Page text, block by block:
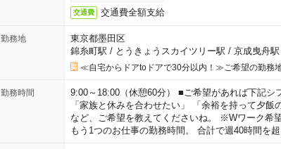
交通費 交通費全額支給
勤務地
東京都墨田区
錦糸町駅 / とうきょうスカイツリー駅 / 京成曳舟駅
≪自宅からドアtoドアで30分以内！≫ご希望の勤務地
勤務時間
9:00～18:00（休憩60分） ■ご希望があれば下記
「家族と休みを合わせたい」 「余裕を持って夕
など、ご希望を教えてくださいね。 ※Wワーク希
もう1つのお仕事の勤務時間。 合計で週40時間を